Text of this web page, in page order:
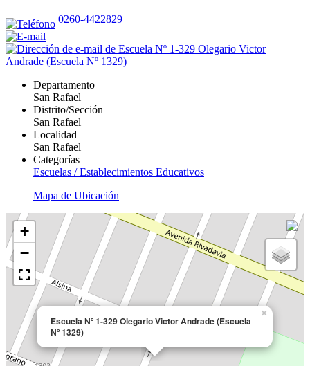
0260-4422829
Departamento
San Rafael
Distrito/Sección
San Rafael
Localidad
San Rafael
Categorías
Escuelas / Establecimientos Educativos
Mapa de Ubicación
Escuela Nº 1-329 Olegario Victor Andrade (Escuela
Nº 1329)
×
+
−